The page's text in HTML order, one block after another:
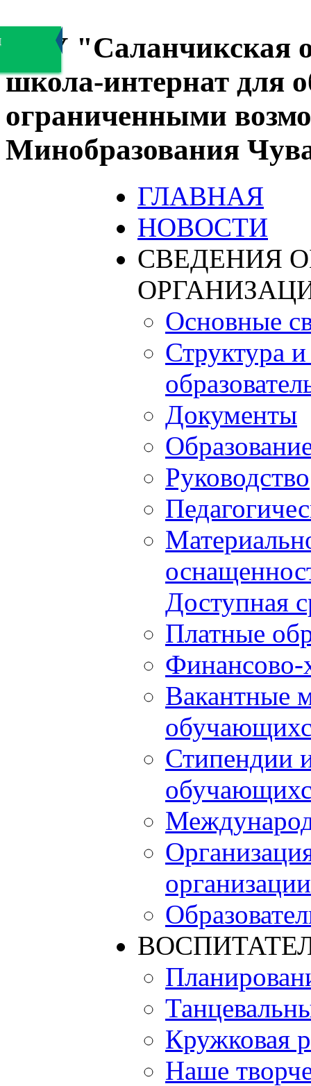
БОУ "Саланчикская
школа-интернат для
ограниченными
Минобразования
ГЛАВНАЯ
НОВОСТИ
СВЕДЕНИЯ
Основные
Структура
Документы
Руководство
Доступная
Платные
Финансово-
Вакантные
Стипендии
организации
Кружковая
Наше